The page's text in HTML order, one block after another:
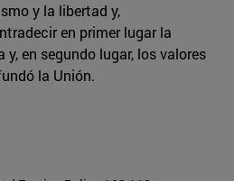
y la libertad y,
en primer lugar la
en segundo lugar, los valores
la Unión.